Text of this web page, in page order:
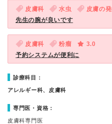
皮膚科 水虫 皮膚の
先生の腕が良いです
皮膚科 粉瘤
3.0
予約システムが便利に
診療科目：
アレルギー科、皮膚科
専門医・資格：
皮膚科専門医